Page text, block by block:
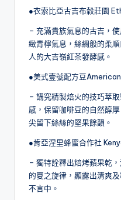
●衣索比亞古吉布穀莊園
– 充滿貴族氣息的古吉，
緻青檸氣息，絲綢般的柔
人的大吉嶺紅茶發酵感。
●美式壹號配方豆
– 講究精製焙火的技巧萃
感，保留咖啡豆的自然醇
尖留下絲絲的堅果餘韻。
●肯亞涅里蜂蜜合作社
– 獨特詮釋出焙烤蘋果乾
的夏之旋律，顯露出清爽
不言中。